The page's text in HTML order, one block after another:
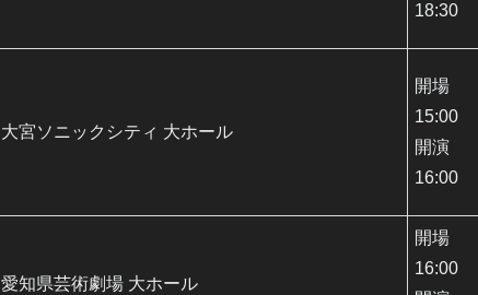
18:30
大宮ソニックシティ 大ホール
開場
15:00
開演
16:00
愛知県芸術劇場 大ホール
開場
16:00